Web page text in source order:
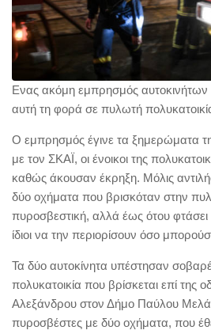
Ενας ακόμη εμπρησμός αυτοκινήτων
αυτή τη φορά σε πυλωτή
Ο εμπρησμός έγινε τα ξημερώματα
με τον ΣΚΑΪ, οι ένοικοι της
καθώς άκουσαν έκρηξη. Μόλις
δύο οχήματα που βρισκόταν στην
πυροσβεστική, αλλά έως ότου
ίδιοι να την περιορίσουν όσο
Τα δύο αυτοκίνητα υπέστησαν
πολυκατοικία που βρίσκεται επί της
Αλεξάνδρου στον Δήμο Παύλου
πυροσβέστες με δύο οχήματα, που